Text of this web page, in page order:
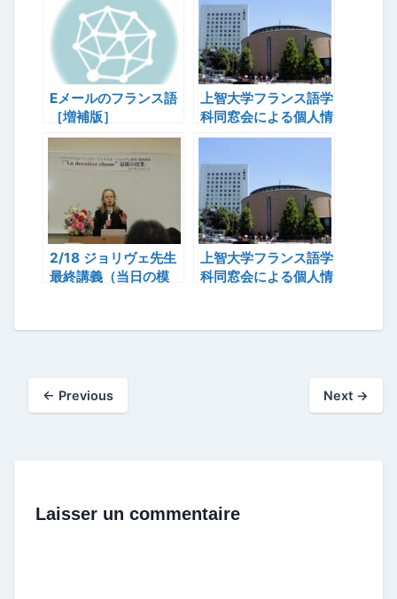
Eメールのフランス語
［増補版］
上智大学フランス語学
科同窓会による個人情
報無断開示事件(6)
2/18 ジョリヴェ先生
最終講義（当日の模
上智大学フランス語学
科同窓会による個人情
← Previous Next →
Laisser un commentaire